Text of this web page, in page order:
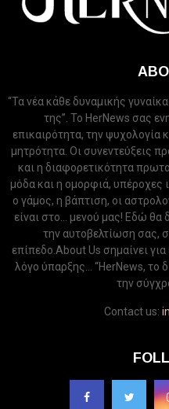
“Τα νέα κάθε δυναμικής
της”. Το HerNews σας
επικαιρότητα, την ψυχολογία
μητρότητα. Οι συνεντεύξεις
και η διαφορετικότητα
μόδα και η ομορφιά, υπέροχες
ο γάμος, η βάπτιση, οι
είναι στο... μενού μας! Εδώ θα
την αυτοβελτίωση σας,
επίπεδο.About Us σημαίνει
λόγο ύπαρξης... “HerNews, το
την
Contact us: